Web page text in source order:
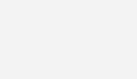
883
Die IR-Kamera bietet eine
× 240 Pixeln, die mit der integrierten
640 × 480 Pixel erweiterbar ist.
< 40 mK ist sichergestellt, dass